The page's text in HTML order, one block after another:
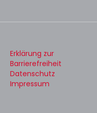
Erklärung zur
Barrierefreiheit
Datenschutz
Impressum